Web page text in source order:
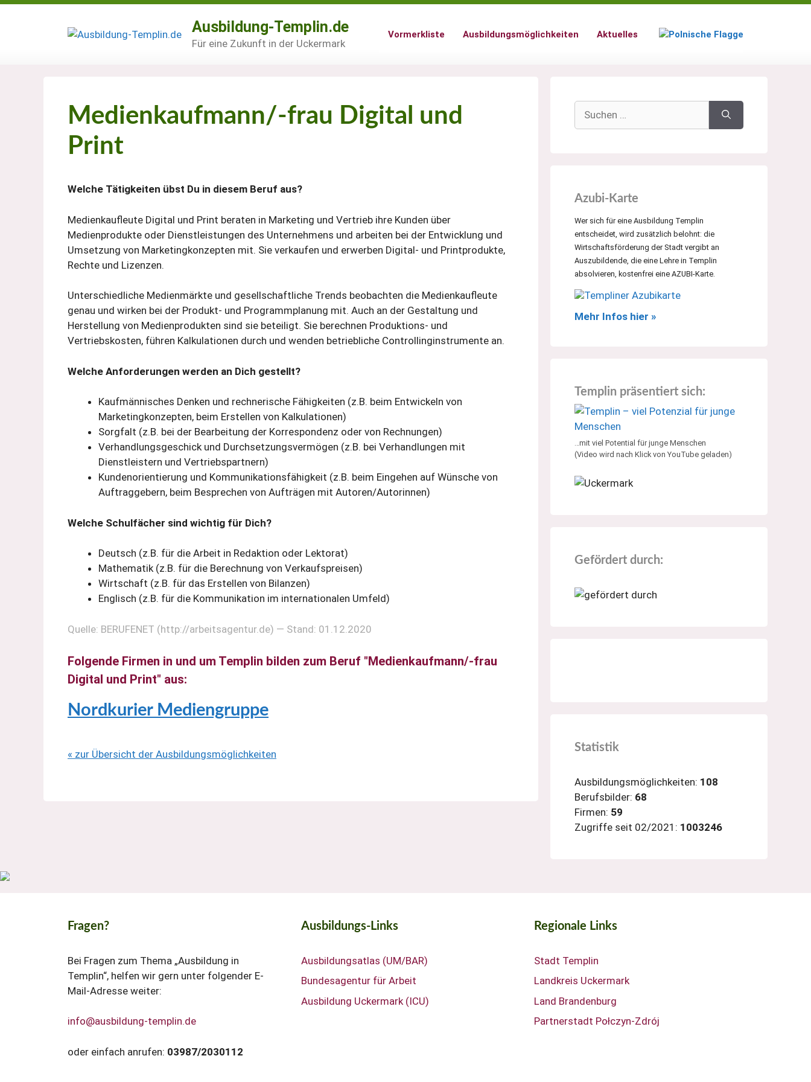
Zum
Ausbildung-Templin.de
Für eine Zukunft in der Uckermark
Vormerkliste Ausbildungsmöglichkeiten Aktuelles
Medienkaufmann/-frau Digital und
Print
Welche Tätigkeiten übst Du in diesem Beruf aus?
Medienkaufleute Digital und Print beraten in Marketing und Vertrieb ihre Kunden über
Medienprodukte oder Dienstleistungen des Unternehmens und arbeiten bei der Entwicklung und
Umsetzung von Marketingkonzepten mit. Sie verkaufen und erwerben Digital- und Printprodukte,
Rechte und Lizenzen.
Unterschiedliche Medienmärkte und gesellschaftliche Trends beobachten die Medienkaufleute
genau und wirken bei der Produkt- und Programmplanung mit. Auch an der Gestaltung und
Herstellung von Medienprodukten sind sie beteiligt. Sie berechnen Produktions- und
Vertriebskosten, führen Kalkulationen durch und wenden betriebliche Controllinginstrumente an.
Welche Anforderungen werden an Dich gestellt?
Kaufmännisches Denken und rechnerische Fähigkeiten (z.B. beim Entwickeln von
Marketingkonzepten, beim Erstellen von Kalkulationen)
Sorgfalt (z.B. bei der Bearbeitung der Korrespondenz oder von Rechnungen)
Verhandlungsgeschick und Durchsetzungsvermögen (z.B. bei Verhandlungen mit
Dienstleistern und Vertriebspartnern)
Kundenorientierung und Kommunikationsfähigkeit (z.B. beim Eingehen auf Wünsche von
Auftraggebern, beim Besprechen von Aufträgen mit Autoren/Autorinnen)
Welche Schulfächer sind wichtig für Dich?
Deutsch (z.B. für die Arbeit in Redaktion oder Lektorat)
Mathematik (z.B. für die Berechnung von Verkaufspreisen)
Wirtschaft (z.B. für das Erstellen von Bilanzen)
Englisch (z.B. für die Kommunikation im internationalen Umfeld)
Quelle: BERUFENET (http://arbeitsagentur.de) — Stand: 01.12.2020
Folgende Firmen in und um Templin bilden zum Beruf "Medienkaufmann/-frau
Digital und Print" aus:
Nordkurier Mediengruppe
« zur Übersicht der Ausbildungsmöglichkeiten
Azubi-Karte
Wer sich für eine Ausbildung Templin
entscheidet, wird zusätzlich belohnt: die
Wirtschaftsförderung der Stadt vergibt an
Auszubildende, die eine Lehre in Templin
absolvieren, kostenfrei eine AZUBI-Karte.
Mehr Infos hier »
Templin präsentiert sich:
…mit viel Potential für junge Menschen
(Video wird nach Klick von YouTube geladen)
Gefördert durch:
Statistik
Ausbildungsmöglichkeiten: 108
Berufsbilder: 68
Firmen: 59
Zugriffe seit 02/2021: 1003246
Fragen?
Bei Fragen zum Thema „Ausbildung in
Templin“, helfen wir gern unter folgender E-
Mail-Adresse weiter:
info@ausbildung-templin.de
oder einfach anrufen: 03987/2030112
Ausbildungs-Links
Ausbildungsatlas (UM/BAR)
Bundesagentur für Arbeit
Ausbildung Uckermark (ICU)
Regionale Links
Stadt Templin
Landkreis Uckermark
Land Brandenburg
Partnerstadt Połczyn-Zdrój